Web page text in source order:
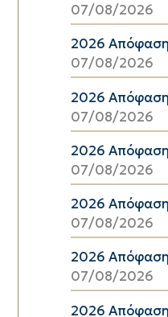
07/08/2026
2026
07/08/2026
2026
07/08/2026
2026
07/08/2026
2026
07/08/2026
2026
07/08/2026
2026